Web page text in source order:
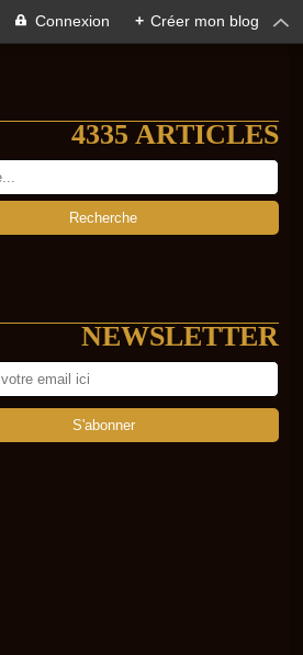
Connexion + Créer mon blog
4335 ARTICLES
NEWSLETTER